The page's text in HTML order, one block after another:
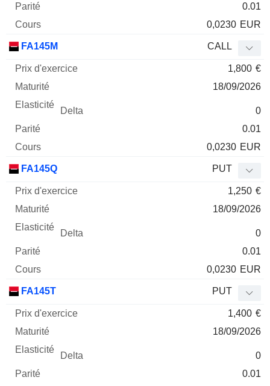
0.01
0,0230 EUR
FA145M CALL
1,800 €
18/09/2026
0
0.01
0,0230 EUR
FA145Q PUT
1,250 €
18/09/2026
0
0.01
0,0230 EUR
FA145T PUT
1,400 €
18/09/2026
0
0.01